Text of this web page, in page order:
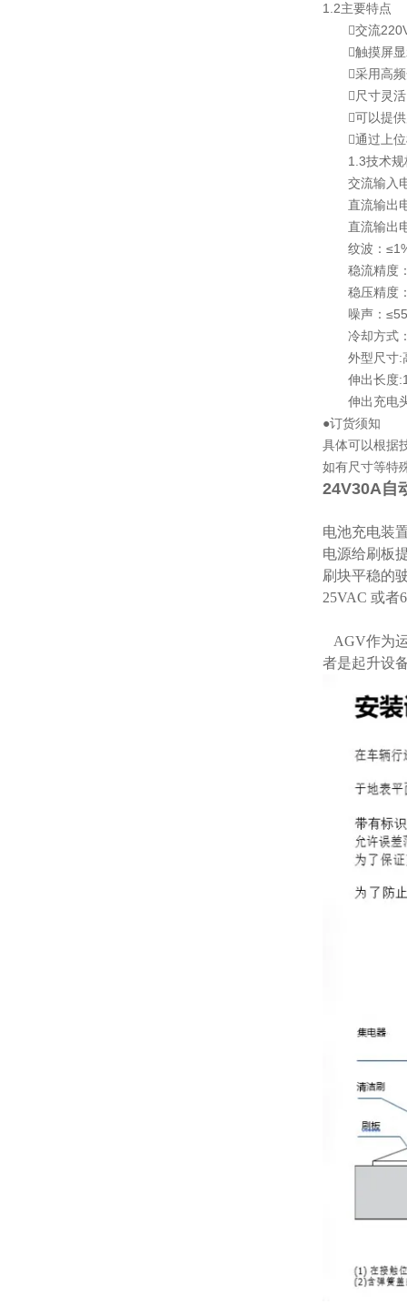
1.2主要特点
交流220V
触摸屏显
采用高频
尺寸灵活
可以提供
通过上位
1.3技术规
交流输入电
直流输出电
直流输出电
纹波：
稳流精度
稳压精度
噪声：
冷却方式
外型尺寸:高
伸出长度
伸出充电头
●订货须知
具体可以根据
如有尺寸等特
24V30A自
电池充电装
电源给刷板
刷块平稳的
25VAC 或者
AGV作为
者是起升设